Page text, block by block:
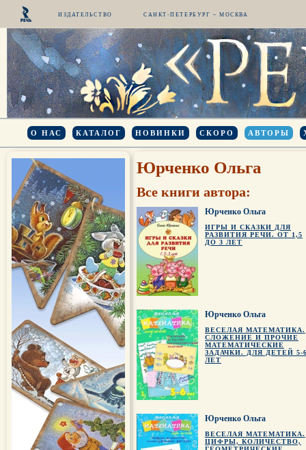
ИЗДАТЕЛЬСТВО САНКТ-ПЕТЕРБУРГ – МОСКВА
О НАС КАТАЛОГ НОВИНКИ СКОРО АВТОРЫ
Юрченко Ольга
Все книги автора:
Юрченко Ольга
ИГРЫ И СКАЗКИ ДЛЯ
РАЗВИТИЯ РЕЧИ. ОТ 1,5
ДО 3 ЛЕТ
Юрченко Ольга
ВЕСЕЛАЯ МАТЕМАТИКА.
СЛОЖЕНИЕ И ПРОЧИЕ
МАТЕМАТИЧЕСКИЕ
ЗАДАЧКИ. ДЛЯ ДЕТЕЙ 5-
ЛЕТ
Юрченко Ольга
ВЕСЕЛАЯ МАТЕМАТИКА.
ЦИФРЫ, КОЛИЧЕСТВО,